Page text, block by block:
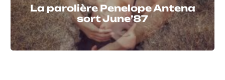
La parolière Penelope Antena
sort June’87